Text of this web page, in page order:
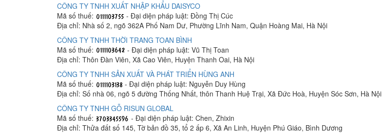
CÔNG TY TNHH XUẤT NHẬP KHẨU DAISYCO
Mã số thuế:
- Đại diện pháp luật: Đồng Thị Cúc
Địa chỉ: Nhà số 2, ngõ 362A Phố Nam Dư, Phường Lĩnh Nam, Quận Hoàng Mai, Hà Nội
CÔNG TY TNHH THỜI TRANG TOAN BÌNH
Mã số thuế:
- Đại diện pháp luật: Vũ Thị Toan
Địa chỉ: Thôn Đàn Viên, Xã Cao Viên, Huyện Thanh Oai, Hà Nội
CÔNG TY TNHH SẢN XUẤT VÀ PHÁT TRIỂN HÙNG ANH
Mã số thuế:
- Đại diện pháp luật: Nguyễn Duy Hùng
Địa chỉ: Số nhà 06, ngõ 5 đường Thống Nhất, thôn Thanh Huệ Trại, Xã Đức Hoà, Huyện Sóc Sơn, Hà Nội
CÔNG TY TNHH GỖ RISUN GLOBAL
Mã số thuế:
- Đại diện pháp luật: Chen, Zhixin
Địa chỉ: Thửa đất số 145, Tờ bản đồ 35, tổ 2 ấp 6, Xã An Linh, Huyện Phú Giáo, Bình Dương